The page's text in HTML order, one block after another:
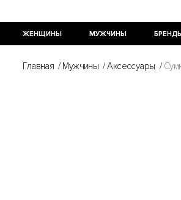
ЖЕНЩИНЫ МУЖЧИНЫ
Главная / Мужчины / Аксессуары /